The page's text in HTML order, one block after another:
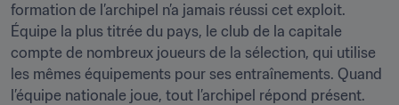
formation de l’archipel n’a jamais réussi cet exploit.
Équipe la plus titrée du pays, le club de la capitale
compte de nombreux joueurs de la sélection, qui utilise
les mêmes équipements pour ses entraînements. Quand
l’équipe nationale joue, tout l’archipel répond présent.